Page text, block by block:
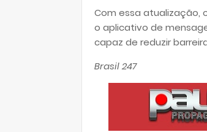
Com essa atualização,
o aplicativo de
capaz de reduzir
Brasil 247